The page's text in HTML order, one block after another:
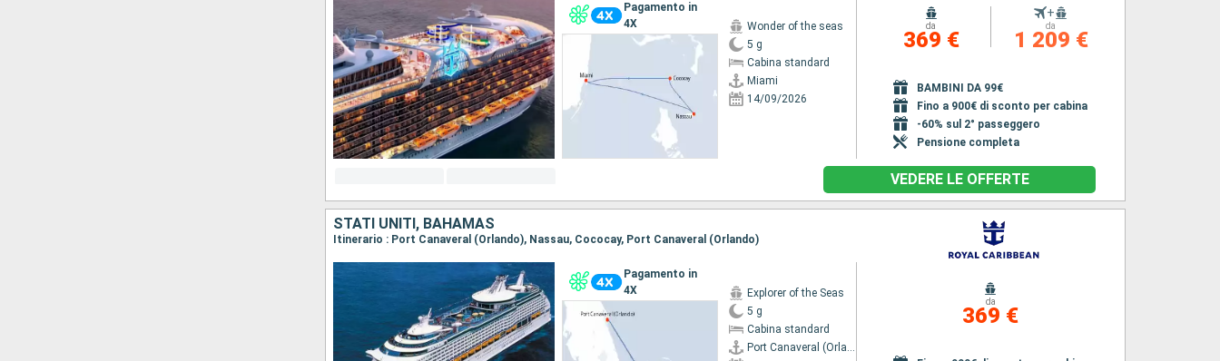
Pagamento in
4X
Wonder of the seas
5 g
Cabina standard
Miami
14/09/2026
da
369 €
+
da
1 209 €
BAMBINI DA 99€
Fino a 900€ di sconto per cabina
-60% sul 2° passeggero
Pensione completa
VEDERE LE OFFERTE
STATI UNITI, BAHAMAS
Itinerario : Port Canaveral (Orlando), Nassau, Cococay, Port Canaveral (Orlando)
Pagamento in
4X
Explorer of the Seas
5 g
Cabina standard
Port Canaveral (Orlando)
da
369 €